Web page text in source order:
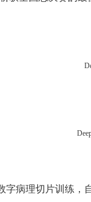
病理切片训练